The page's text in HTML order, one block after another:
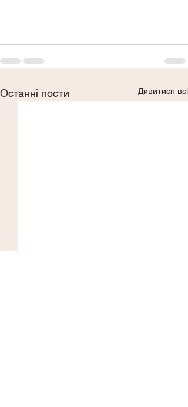
Останні пости Дивитися всі